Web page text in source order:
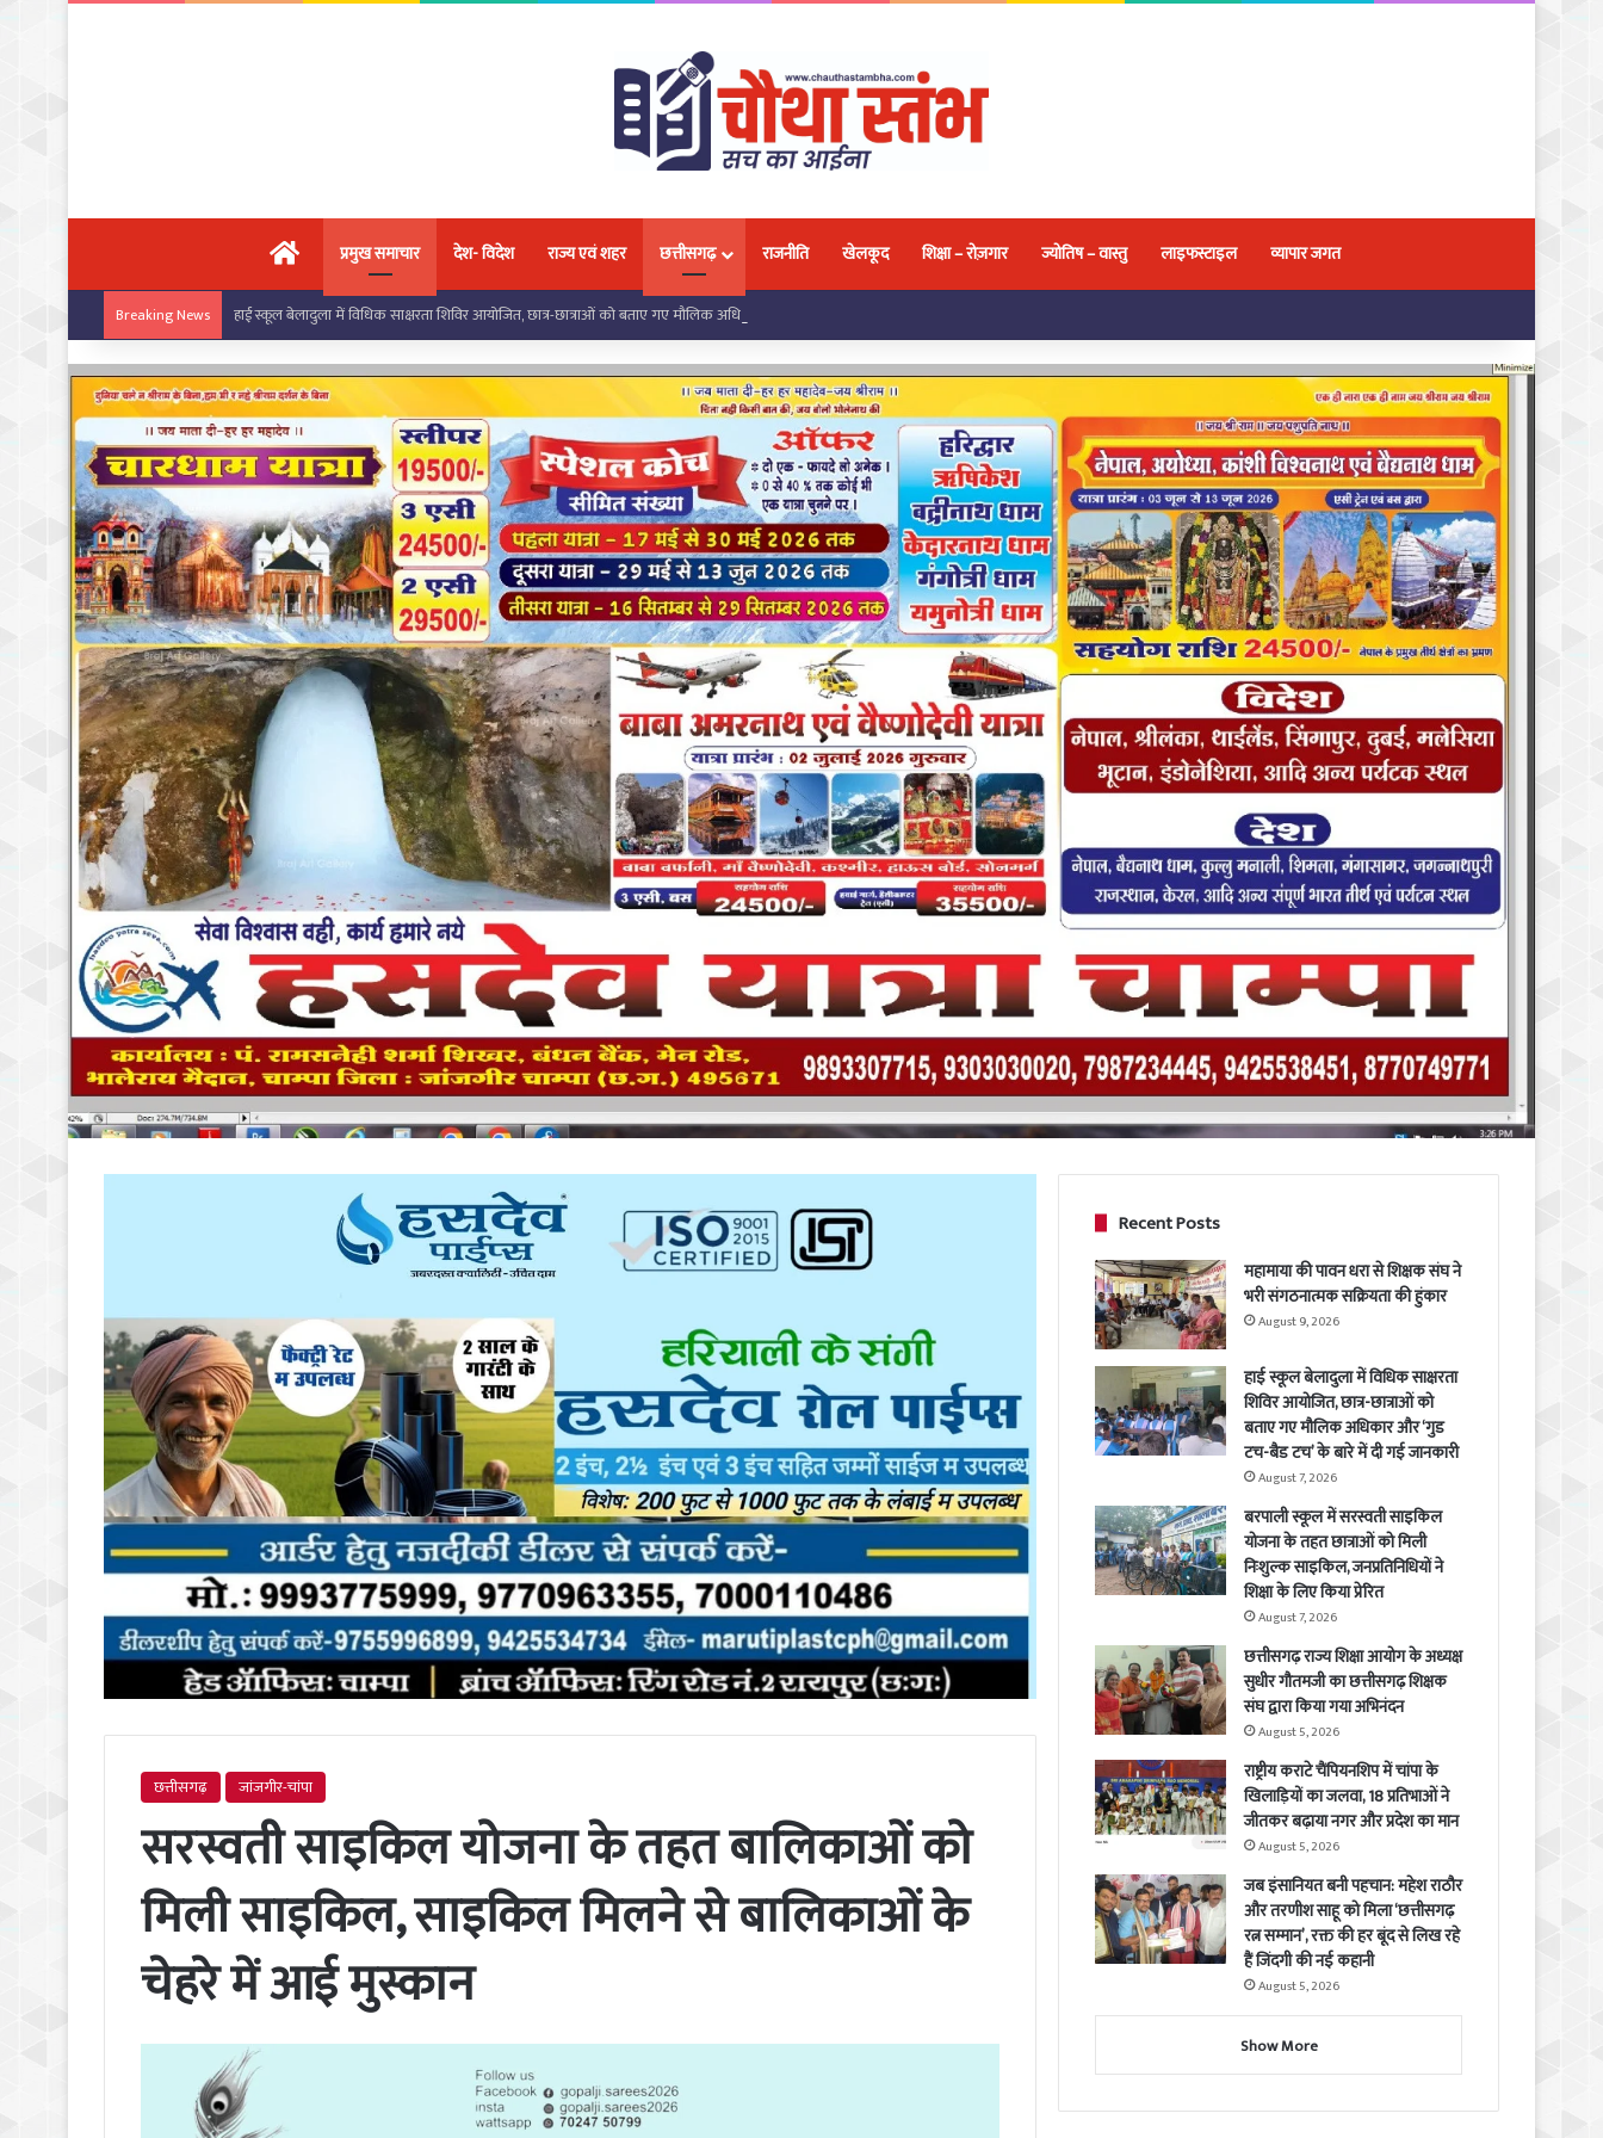
मुख्य पृष्ठप्रमुख समाचार देश- विदेश राज्य एवं शहर छत्तीसगढ़ राजनीति खेलकूद शिक्षा – रोज़गार ज्योतिष – वास्तु लाइफस्टाइल व्यापार जगत
Breaking News हाई स्कूल बेलादुला में विधिक साक्षरता शिविर आयोजित, छात्र-छात्राओं को बताए गए मौलिक अधिकार और ‘गुड टच-बैड टच’ के बारे में दी गई जानकारी
छत्तीसगढ़ जांजगीर-चांपा
सरस्वती साइकिल योजना के तहत बालिकाओं को
मिली साइकिल, साइकिल मिलने से बालिकाओं के
चेहरे में आई मुस्कान
Recent Posts
महामाया की पावन धरा से शिक्षक संघ ने
भरी संगठनात्मक सक्रियता की हुंकार
August 9, 2026
हाई स्कूल बेलादुला में विधिक साक्षरता
शिविर आयोजित, छात्र-छात्राओं को
बताए गए मौलिक अधिकार और ‘गुड
टच-बैड टच’ के बारे में दी गई जानकारी
August 7, 2026
बरपाली स्कूल में सरस्वती साइकिल
योजना के तहत छात्राओं को मिली
निःशुल्क साइकिल, जनप्रतिनिधियों ने
शिक्षा के लिए किया प्रेरित
August 7, 2026
छत्तीसगढ़ राज्य शिक्षा आयोग के अध्यक्ष
सुधीर गौतमजी का छत्तीसगढ़ शिक्षक
संघ द्वारा किया गया अभिनंदन
August 5, 2026
राष्ट्रीय कराटे चैंपियनशिप में चांपा के
खिलाड़ियों का जलवा, 18 प्रतिभाओं ने
जीतकर बढ़ाया नगर और प्रदेश का मान
August 5, 2026
जब इंसानियत बनी पहचान: महेश राठौर
और तरणीश साहू को मिला ‘छत्तीसगढ़
रत्न सम्मान’, रक्त की हर बूंद से लिख रहे
हैं जिंदगी की नई कहानी
August 5, 2026
Show More